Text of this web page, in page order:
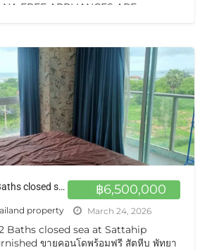
NA FREE APPLIANCES ARE
฿6,500,000
Sale Condo 2 Beds 2 Baths closed sea at Sattahip Pattaya free fully furnished ขายคอนโดพร้อมฟรี สัตหีบ พัทยานาจอมเทียน
property March 24, 2026
Baths closed sea at Sattahip
ขายคอนโดพร้อมฟรี สัตหีบ พัทยา